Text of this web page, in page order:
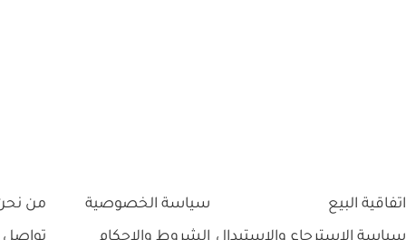
اتفاقية البيع
سياسة الخصوصية
من